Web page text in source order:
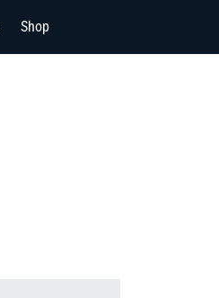
Shop